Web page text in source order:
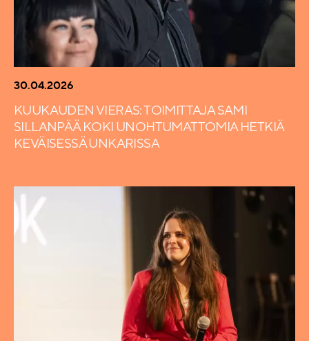
30.04.2026
KUUKAUDEN VIERAS: TOIMITTAJA SAMI
SILLANPÄÄ KOKI UNOHTUMATTOMIA HETKIÄ
KEVÄISESSÄ UNKARISSA